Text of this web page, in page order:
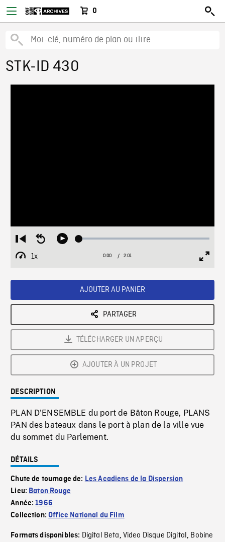
0
STK-ID 430
Restart
from
beginning
Seek
Play Loaded:
1x
Playback
Current
0:00 / Duration
2:01
AJOUTER AU PANIER
PARTAGER
TÉLÉCHARGER UN APERÇU
AJOUTER À UN PROJET
DESCRIPTION
PLAN D'ENSEMBLE du port de Bâton Rouge, PLANS
PAN des bateaux dans le port à plan de la ville vue
du sommet du Parlement.
DÉTAILS
Chute de tournage de: Les Acadiens de la Dispersion
Lieu: Baton Rouge
Année:1966
Collection:Office National du Film
Formats disponibles: Digital Beta, Video Disque Digital, Bobine